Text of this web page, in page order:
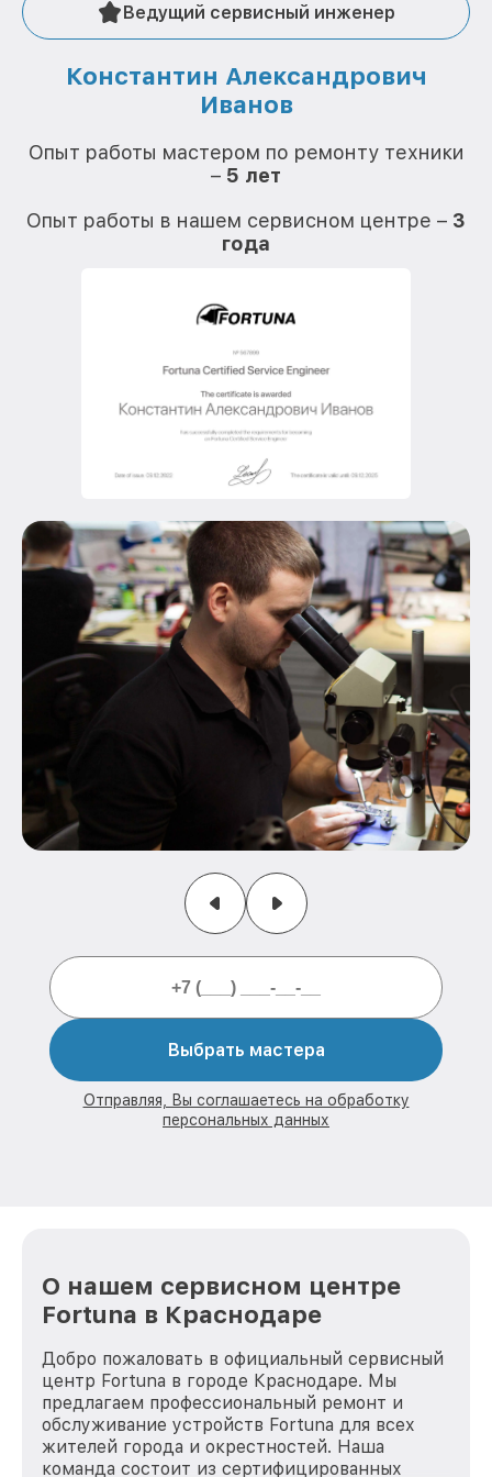
Ведущий сервисный инженер
Константин Александрович
Иванов
Опыт работы мастером по ремонту техники
– 5 лет
Опыт работы в нашем сервисном центре – 3
года
Выбрать мастера
Отправляя, Вы соглашаетесь на обработку
персональных данных
О нашем сервисном центре
Fortuna в Краснодаре
Добро пожаловать в официальный сервисный
центр Fortuna в городе Краснодаре. Мы
предлагаем профессиональный ремонт и
обслуживание устройств Fortuna для всех
жителей города и окрестностей. Наша
команда состоит из сертифицированных